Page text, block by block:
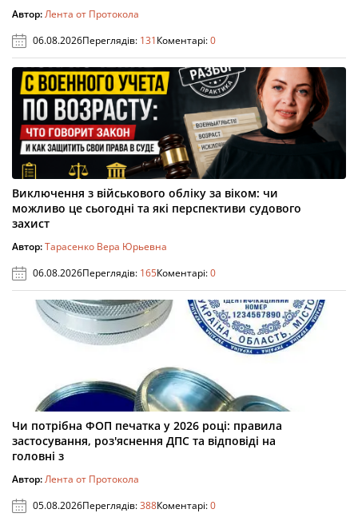
Автор:Лента от Протокола
06.08.2026Переглядів: 131Коментарі:0
Виключення з військового обліку за віком: чи
можливо це сьогодні та які перспективи судового
захист
Автор:Тарасенко Вера Юрьевна
06.08.2026Переглядів: 165Коментарі:0
Чи потрібна ФОП печатка у 2026 році: правила
застосування, роз'яснення ДПС та відповіді на
головні з
Автор:Лента от Протокола
05.08.2026Переглядів:388Коментарі:0